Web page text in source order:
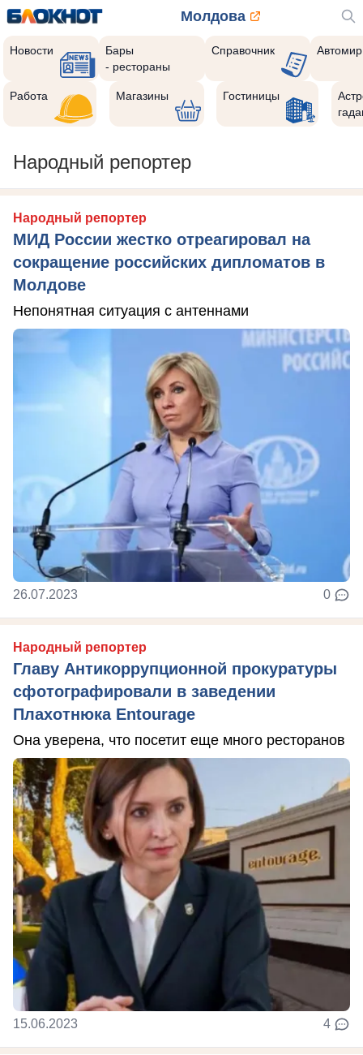
Молдова
Новости
Бары
- рестораны
Справочник Автомир
Работа Магазины Гостиницы
Народный репортер
Народный репортер
МИД России жестко отреагировал на
сокращение российских дипломатов в
Молдове
Непонятная ситуация с антеннами
26.07.2023 0
Народный репортер
Главу Антикоррупционной прокуратуры
сфотографировали в заведении
Плахотнюка Entourage
Она уверена, что посетит еще много ресторанов
15.06.2023 4